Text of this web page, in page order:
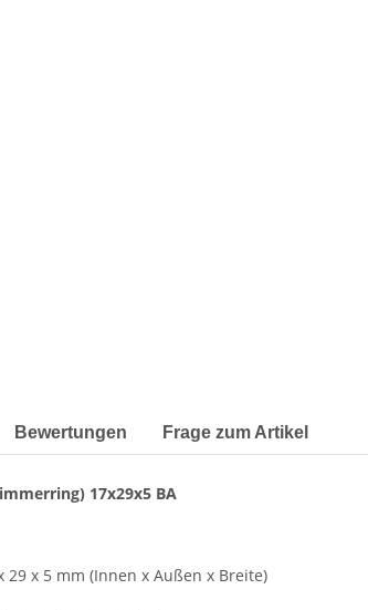
anzeigen
Bewertungen Frage zum Artikel
17x29x5 BA
29 x 5 mm (Innen x Außen x Breite)